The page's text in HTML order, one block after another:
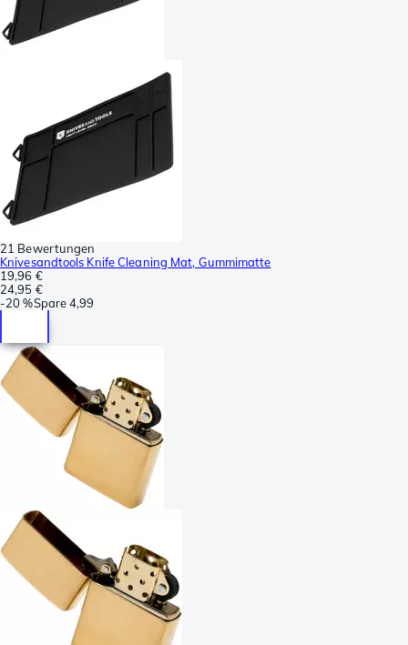
21 Bewertungen
Knivesandtools Knife Cleaning Mat, Gummimatte
19,96 €
24,95 €
-20 %Spare4,99